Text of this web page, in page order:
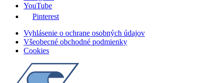
YouTube
Pinterest
Vyhlásenie o ochrane osobných údajov
Všeobecné obchodné podmienky
Cookies